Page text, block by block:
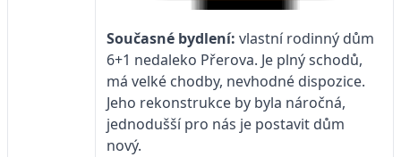
Současné bydlení: vlastní rodinný dům
6+1 nedaleko Přerova. Je plný schodů,
má velké chodby, nevhodné dispozice.
Jeho rekonstrukce by byla náročná,
jednodušší pro nás je postavit dům
nový.